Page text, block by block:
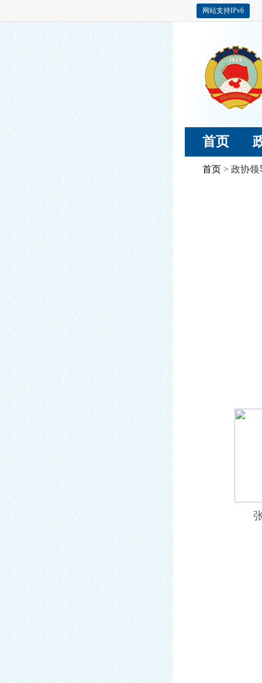
网站支持IPv6
首页
首页 > 政协领